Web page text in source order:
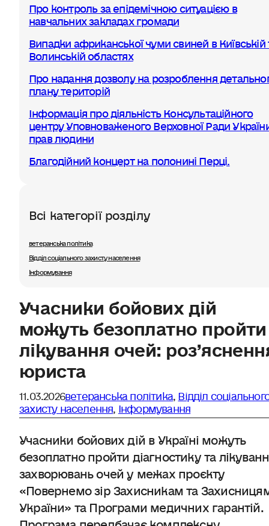
Про контроль за епідемічною ситуацією в
навчальних закладах громади
Випадки африканської чуми свиней в Київській
Волинській областях
Про надання дозволу на розроблення
плану територій
Інформація про діяльність Консультаційного
центру Уповноваженого Верховної Ради
прав людини
Благодійний концерт на полонині Перці.
Всі категорії розділу
ветеранська політика
Відділ соціального захисту населення
Інформування
Учасники бойових дій
можуть безоплатно пройти
лікування очей:
юриста
11.03.2026ветеранська політика Відділ
захисту населення,Інформування
Учасники бойових дій в Україні можуть
безоплатно пройти діагностику та
захворювань очей у межах проєкту
«Повернемо зір Захисникам та
України» та Програми медичних гарантій.